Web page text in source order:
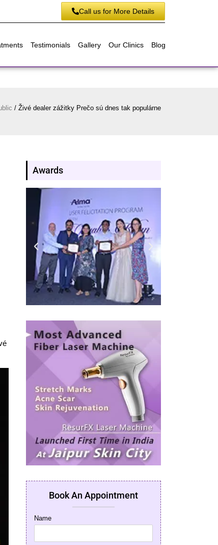
Call us for More Details
Testimonials Gallery Our Clinics Blog
/ Živé dealer zážitky Prečo sú dnes tak populárne
Awards
Book An Appointment
Name